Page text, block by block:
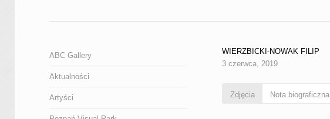
WIERZBICKI-NOWAK FILIP
3 czerwca, 2019
Zdjęcia Nota biograficzna
ABC Gallery
Aktualności
Artyści